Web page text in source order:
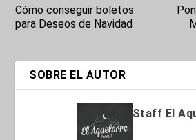
Cómo conseguir boletos
para Deseos de Navidad
SOBRE EL AUTOR
Staff El